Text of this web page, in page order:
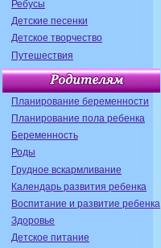
Ребусы
Детские песенки
Детское творчество
Путешествия
Планирование беременности
Планирование пола ребенка
Беременность
Роды
Грудное вскармливание
Календарь развития ребенка
Воспитание и развитие ребенка
Здоровье
Детское питание